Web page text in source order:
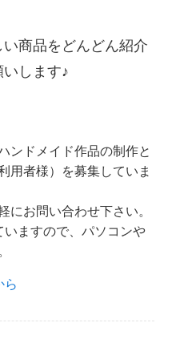
商品をどんどん紹介
します♪
ンドメイド作品の制作と
用者様）を募集していま
にお問い合わせ下さい。
ますので、パソコンや
ら